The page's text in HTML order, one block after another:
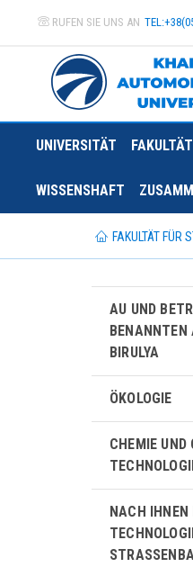
RUFEN SIE UNS AN
UNIVERSITÄT FAKULTÄT
WISSENSHAFT
FAKULTÄT FÜR
AU UND
BENANNTEN
BIRULYA
ÖKOLOGIE
CHEMIE UND
NACH